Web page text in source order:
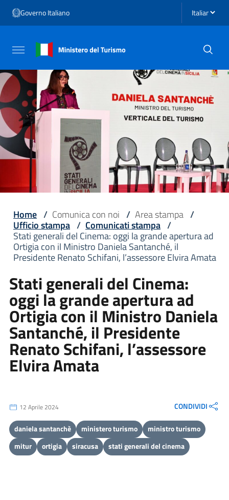
Vai al menu di navigazione
Vai al footer
Governo Italiano Seleziona
Attiva / disattiva la navigazione
Home / Comunica con noi / Area stampa /
Ufficio stampa / Comunicati stampa /
Stati generali del Cinema: oggi la grande apertura ad
Ortigia con il Ministro Daniela Santanché, il
Presidente Renato Schifani, l’assessore Elvira Amata
Stati generali del Cinema:
oggi la grande apertura ad
Ortigia con il Ministro Daniela
Santanché, il Presidente
Renato Schifani, l’assessore
Elvira Amata
12 Aprile 2024 CONDIVIDI
daniela santanchè ministero turismo
ministro turismo
mitur
ortigia siracusa stati generali del cinema